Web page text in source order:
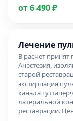
от 6 490 ₽
Лечение
В расчет
Анестезия,
старой
экстирпация
канала
латеральной
реставрации.